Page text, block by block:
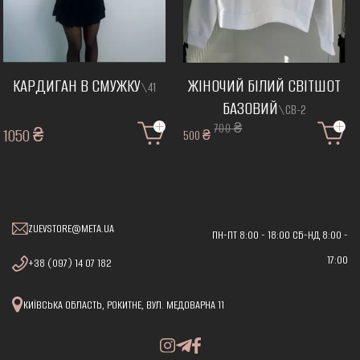
КАРДИГАН В СМУЖКУ\41
1050 ₴
ЖІНОЧИЙ БІЛИЙ СВІТШОТ
БАЗОВИЙ\СВ-2
500 ₴ 700 ₴
ZUEVSTORE@META.UA
+38 (097) 14 07 182
КИЇВСЬКА ОБЛАСТЬ, РОКИТНЕ, ВУЛ. МЕДОВАРНА 11
ПН-ПТ 8:00 - 18:00 СБ-НД 8:00 -
17:00